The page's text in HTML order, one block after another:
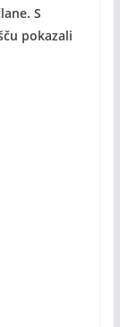
S
pokazali